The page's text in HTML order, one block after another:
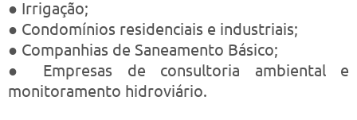
● Irrigação;
● Condomínios residenciais e industriais;
● Companhias de Saneamento Básico;
● Empresas de consultoria ambiental e
monitoramento hidroviário.